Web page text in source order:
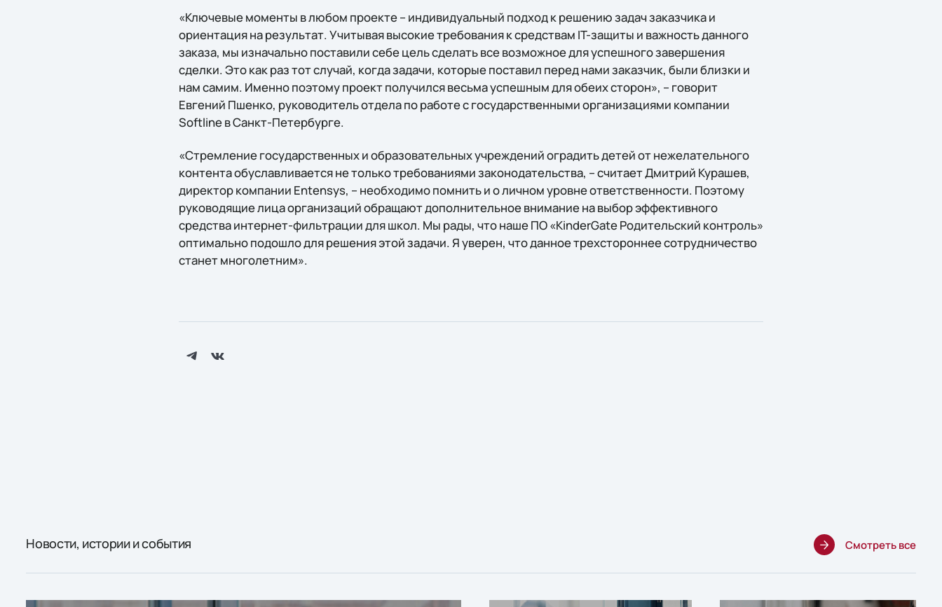
«Ключевые моменты в любом проекте – индивидуальный подход к решению задач заказчика и
ориентация на результат. Учитывая высокие требования к средствам IT-защиты и важность данного
заказа, мы изначально поставили себе цель сделать все возможное для успешного завершения
сделки. Это как раз тот случай, когда задачи, которые поставил перед нами заказчик, были близки и
нам самим. Именно поэтому проект получился весьма успешным для обеих сторон», – говорит
Евгений Пшенко, руководитель отдела по работе с государственными организациями компании
Softline в Санкт-Петербурге.
«Стремление государственных и образовательных учреждений оградить детей от нежелательного
контента обуславливается не только требованиями законодательства, – считает Дмитрий Курашев,
директор компании Entensys, – необходимо помнить и о личном уровне ответственности. Поэтому
руководящие лица организаций обращают дополнительное внимание на выбор эффективного
средства интернет-фильтрации для школ. Мы рады, что наше ПО «KinderGate Родительский контроль»
оптимально подошло для решения этой задачи. Я уверен, что данное трехстороннее сотрудничество
станет многолетним».
Новости, истории и события Смотреть все